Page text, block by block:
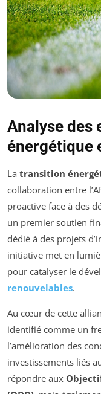
Analyse des
énergétique
La transition
collaboration entre
proactive face à des
un premier soutien
dédié à des projets
initiative met en
pour catalyser le
renouvelables.
Au cœur de cette
identifié comme un
l’amélioration des
investissements liés
répondre aux